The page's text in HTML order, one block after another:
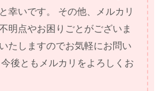
幸いです。 その他、メルカリ
明点やお困りごとがございま
たしますのでお気軽にお問い
後ともメルカリをよろしくお